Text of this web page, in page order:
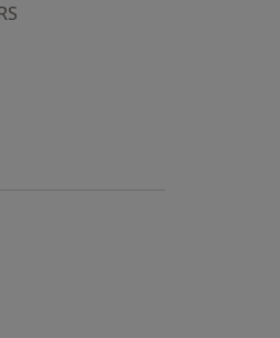
karcie
nowej karcie
się w nowej karcie